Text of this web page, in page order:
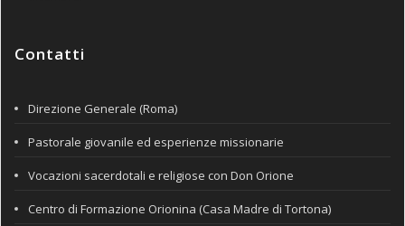
Contatti
Direzione Generale (Roma)
Pastorale giovanile ed esperienze missionarie
Vocazioni sacerdotali e religiose con Don Orione
Centro di Formazione Orionina (Casa Madre di Tortona)